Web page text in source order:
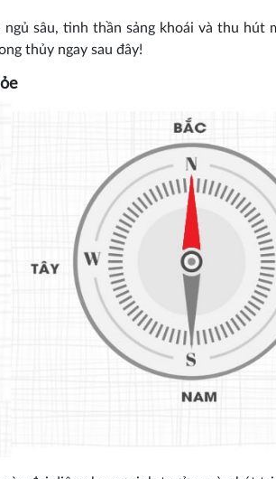
sâu, tinh thần sảng khoái và thu hút
thủy ngay sau đây!